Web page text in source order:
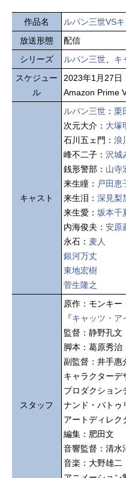
作品名
ルパン三世VS
放送形態
配信
シリーズ
ルパン三世、 キ
スケジュー
ル
2023年1月27日
Amazon Prime
キャスト
ルパン三世 ： 栗
次元大介： 大塚
石川五ェ門： 浪
峰不二子： 沢城
銭形警部： 山寺
来生瞳： 戸田恵
来生泪： 深見梨
来生愛： 坂本千
内海俊夫： 安原
永石： 麦人
銀河万丈
東地宏樹
菅生隆之
スタッフ
原作：モンキー
『キャッツ・ア
監督：静野孔
脚本：葛原秀治
副監督：井手惠
キャラクター
プロダクショ
ナンド・パトゥ
アートディレク
編集：肥田文
音響監督：清水
音楽：大野雄